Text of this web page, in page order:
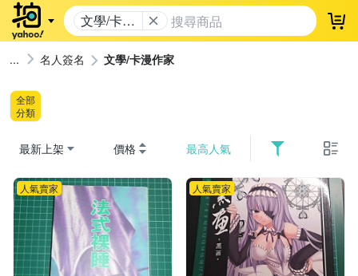
文學/卡漫
作家
登
名人簽名 文學/卡漫作家
全部
分類
最新上架 價格 最高人氣
人氣賣家 人氣賣家